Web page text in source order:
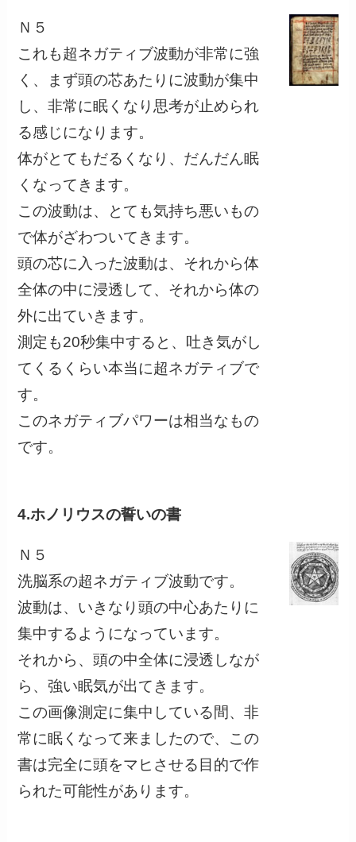
Ｎ５
これも超ネガティブ波動が非常に強
く、まず頭の芯あたりに波動が集中
し、非常に眠くなり思考が止められ
る感じになります。
体がとてもだるくなり、だんだん眠
くなってきます。
この波動は、とても気持ち悪いもの
で体がざわついてきます。
頭の芯に入った波動は、それから体
全体の中に浸透して、それから体の
外に出ていきます。
測定も20秒集中すると、吐き気がし
てくるくらい本当に超ネガティブで
す。
このネガティブパワーは相当なもの
です。
4.ホノリウスの誓いの書
Ｎ５
洗脳系の超ネガティブ波動です。
波動は、いきなり頭の中心あたりに
集中するようになっています。
それから、頭の中全体に浸透しなが
ら、強い眠気が出てきます。
この画像測定に集中している間、非
常に眠くなって来ましたので、この
書は完全に頭をマヒさせる目的で作
られた可能性があります。